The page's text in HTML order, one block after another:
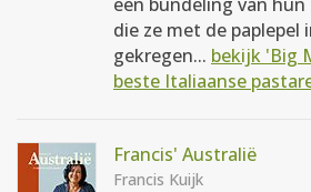
die ze met de paplepel
gekregen... bekijk 'Big
beste Italiaanse
Francis' Australië
Francis Kuijk